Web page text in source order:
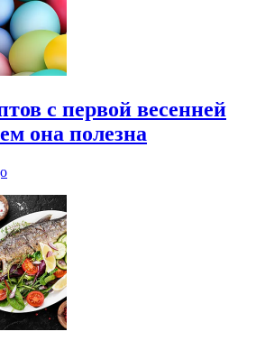
с первой весенней
она полезна